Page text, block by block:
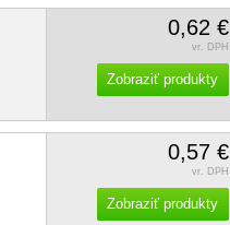
0,62 €
vr. DPH
Zobraziť produkty
0,57 €
vr. DPH
Zobraziť produkty